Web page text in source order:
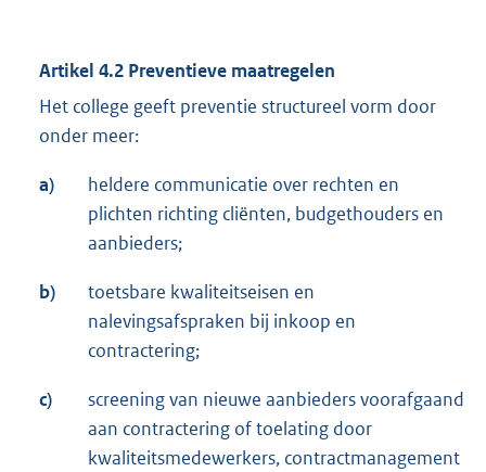
Artikel 4.2 Preventieve maatregelen
Het college geeft preventie structureel vorm door
onder meer:
a)
heldere communicatie over rechten en
plichten richting cliënten, budgethouders en
aanbieders;
b)
toetsbare kwaliteitseisen en
nalevingsafspraken bij inkoop en
contractering;
c)
screening van nieuwe aanbieders voorafgaand
aan contractering of toelating door
kwaliteitsmedewerkers, contractmanagement